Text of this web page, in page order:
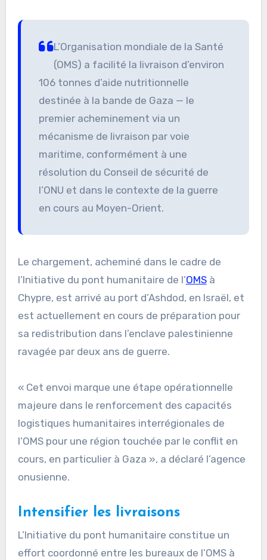
L’Organisation mondiale de la Santé
(OMS) a facilité la livraison d’environ
106 tonnes d’aide nutritionnelle
destinée à la bande de Gaza — le
premier acheminement via un
mécanisme de livraison par voie
maritime, conformément à une
résolution du Conseil de sécurité de
l’ONU et dans le contexte de la guerre
en cours au Moyen-Orient.
Le chargement, acheminé dans le cadre de
l’Initiative du pont humanitaire de l’OMSà
Chypre, est arrivé au port d’Ashdod, en Israël, et
est actuellement en cours de préparation pour
sa redistribution dans l’enclave palestinienne
ravagée par deux ans de guerre.
« Cet envoi marque une étape opérationnelle
majeure dans le renforcement des capacités
logistiques humanitaires interrégionales de
l’OMS pour une région touchée par le conflit en
cours, en particulier à Gaza », a déclaré l’agence
onusienne.
Intensifier les livraisons
L’Initiative du pont humanitaire constitue un
effort coordonné entre les bureaux de l’OMS à